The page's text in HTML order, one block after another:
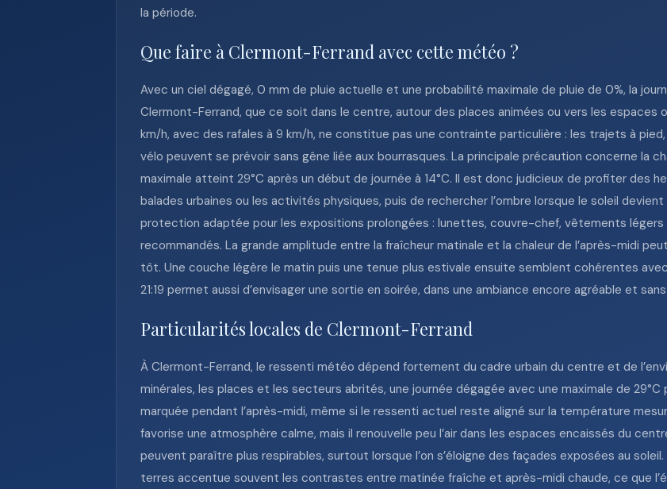
la période.
Que faire à Clermont-Ferrand avec cette météo ?
Avec un ciel dégagé, 0 mm de pluie actuelle et une probabilité maximale de pluie de 0%, la
Clermont-Ferrand, que ce soit dans le centre, autour des places animées ou vers les espaces
km/h, avec des rafales à 9 km/h, ne constitue pas une contrainte particulière : les trajets à
vélo peuvent se prévoir sans gêne liée aux bourrasques. La principale précaution concerne la
maximale atteint 29°C après un début de journée à 14°C. Il est donc judicieux de profiter des
balades urbaines ou les activités physiques, puis de rechercher l’ombre lorsque le soleil
protection adaptée pour les expositions prolongées : lunettes, couvre-chef, vêtements légers
recommandés. La grande amplitude entre la fraîcheur matinale et la chaleur de l’après-midi
tôt. Une couche légère le matin puis une tenue plus estivale ensuite semblent cohérentes
21:19 permet aussi d’envisager une sortie en soirée, dans une ambiance encore agréable et
Particularités locales de Clermont-Ferrand
À Clermont-Ferrand, le ressenti météo dépend fortement du cadre urbain du centre et de
minérales, les places et les secteurs abrités, une journée dégagée avec une maximale de
marquée pendant l’après-midi, même si le ressenti actuel reste aligné sur la température
favorise une atmosphère calme, mais il renouvelle peu l’air dans les espaces encaissés du
peuvent paraître plus respirables, surtout lorsque l’on s’éloigne des façades exposées au
terres accentue souvent les contrastes entre matinée fraîche et après-midi chaude, ce que